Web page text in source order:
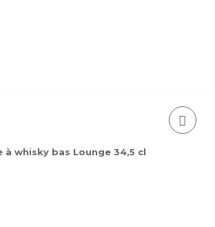
à whisky bas Lounge 34,5 cl